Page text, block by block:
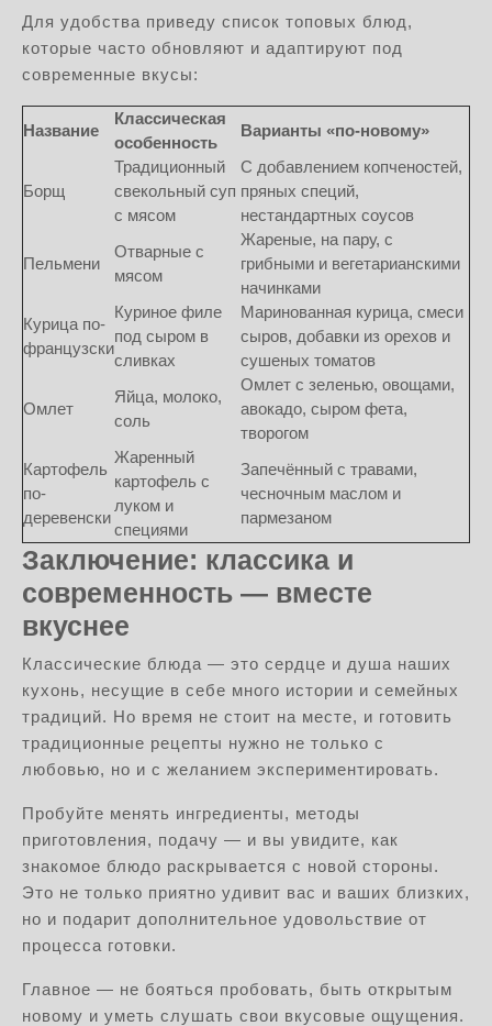
Для удобства приведу список топовых блюд,
которые часто обновляют и адаптируют под
современные вкусы:
Название
Классическая
особенность
Варианты «по-новому»
Борщ
Традиционный
свекольный суп
с мясом
С добавлением копченостей,
пряных специй,
нестандартных соусов
Пельмени
Отварные с
мясом
Жареные, на пару, с
грибными и вегетарианскими
начинками
Курица по-
французски
Куриное филе
под сыром в
сливках
Маринованная курица, смеси
сыров, добавки из орехов и
сушеных томатов
Омлет
Яйца, молоко,
соль
Омлет с зеленью, овощами,
авокадо, сыром фета,
творогом
Картофель
по-
деревенски
Жаренный
картофель с
луком и
специями
Запечённый с травами,
чесночным маслом и
пармезаном
Заключение: классика и
современность — вместе
вкуснее
Классические блюда — это сердце и душа наших
кухонь, несущие в себе много истории и семейных
традиций. Но время не стоит на месте, и готовить
традиционные рецепты нужно не только с
любовью, но и с желанием экспериментировать.
Пробуйте менять ингредиенты, методы
приготовления, подачу — и вы увидите, как
знакомое блюдо раскрывается с новой стороны.
Это не только приятно удивит вас и ваших близких,
но и подарит дополнительное удовольствие от
процесса готовки.
Главное — не бояться пробовать, быть открытым
новому и уметь слушать свои вкусовые ощущения.